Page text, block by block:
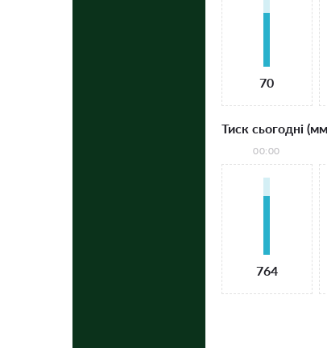
70
Тиск сьогодні
00:00
764